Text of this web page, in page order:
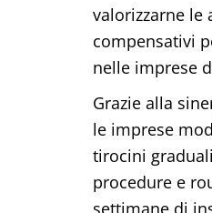
valorizzarne le
compensativi
nelle imprese
Grazie alla
le imprese
tirocini
procedure e
settimane di